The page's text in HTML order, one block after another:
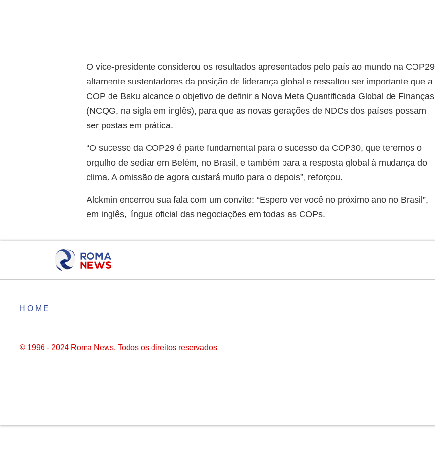
O vice-presidente considerou os resultados apresentados pelo país ao mundo na COP29
altamente sustentadores da posição de liderança global e ressaltou ser importante que a
COP de Baku alcance o objetivo de definir a Nova Meta Quantificada Global de Finanças
(NCQG, na sigla em inglês), para que as novas gerações de NDCs dos países possam
ser postas em prática.
“O sucesso da COP29 é parte fundamental para o sucesso da COP30, que teremos o
orgulho de sediar em Belém, no Brasil, e também para a resposta global à mudança do
clima. A omissão de agora custará muito para o depois”, reforçou.
Alckmin encerrou sua fala com um convite: “Espero ver você no próximo ano no Brasil”,
em inglês, língua oficial das negociações em todas as COPs.
HOME
© 1996 - 2024 Roma News. Todos os direitos reservados